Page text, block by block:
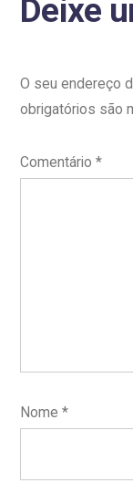
Deixe
O seu endereço
obrigatórios são
Comentário *
Nome *